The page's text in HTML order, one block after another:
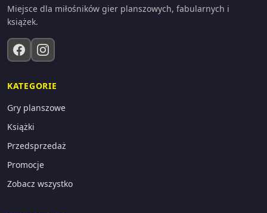
Miejsce dla miłośników gier planszowych, fabularnych i
książek.
KATEGORIE
Gry planszowe
Książki
Przedsprzedaż
Promocje
Zobacz wszystko